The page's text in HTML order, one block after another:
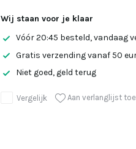
Wij staan voor je klaar
Vóór 20:45 besteld, vandaag
Gratis verzending vanaf 50
Niet goed, geld terug
Vergelijk Aan verlanglijst